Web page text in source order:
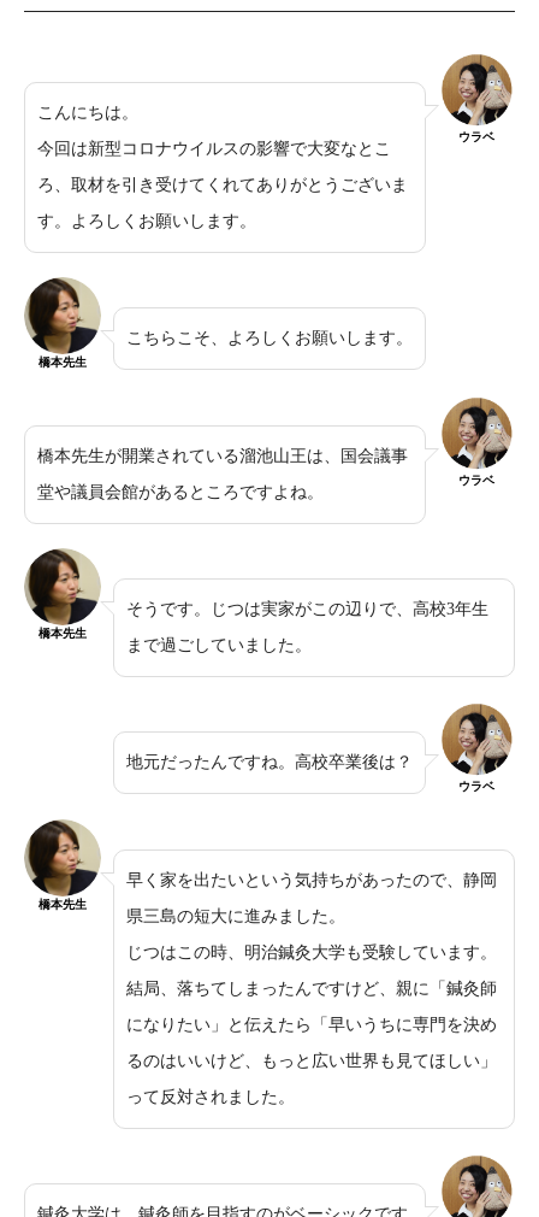
こんにちは。
今回は新型コロナウイルスの影響で大変なとこ
ろ、取材を引き受けてくれてありがとうございま
す。よろしくお願いします。
ウラベ
橋本先生
こちらこそ、よろしくお願いします。
橋本先生が開業されている溜池山王は、国会議事
堂や議員会館があるところですよね。
ウラベ
橋本先生
そうです。じつは実家がこの辺りで、高校3年生
まで過ごしていました。
地元だったんですね。高校卒業後は？
ウラベ
橋本先生
早く家を出たいという気持ちがあったので、静岡
県三島の短大に進みました。
じつはこの時、明治鍼灸大学も受験しています。
結局、落ちてしまったんですけど、親に「鍼灸師
になりたい」と伝えたら「早いうちに専門を決め
るのはいいけど、もっと広い世界も見てほしい」
って反対されました。